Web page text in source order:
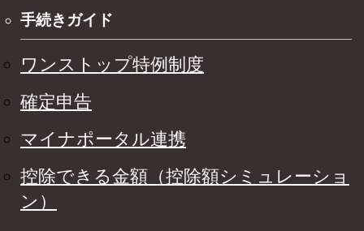
手続きガイド
ワンストップ特例制度
確定申告
マイナポータル連携
控除できる金額（控除額シミュレーショ
ン）